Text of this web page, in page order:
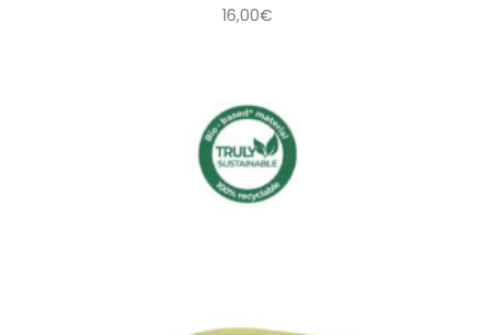
16,00€